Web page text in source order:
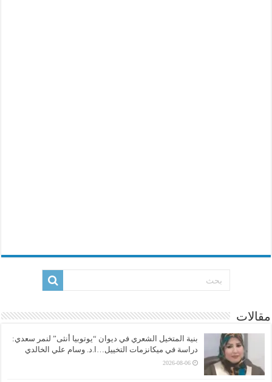
مقالات
بنية المتخيل الشعري في ديوان “يوتوبيا أنثى” لنمر سعدي:
دراسة في ميكانزمات التخييل…ا.د. وسام علي الخالدي
2026-08-06